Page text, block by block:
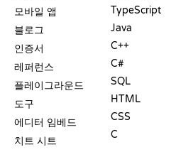
모바일 앱
블로그
인증서
레퍼런스
플레이그라운드
도구
에디터 임베드
치트 시트
TypeScript
Java
C++
C#
SQL
HTML
CSS
C